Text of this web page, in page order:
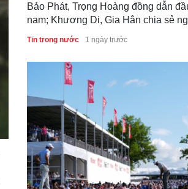
Bảo Phát, Trọng Hoàng đồng dẫn
nam; Khương Di, Gia Hân chia sẻ
bảng nữ sau vòng 1 Giải Vô địch Golf
Quốc gia 2026
Tin trong nước 1 ngày trước